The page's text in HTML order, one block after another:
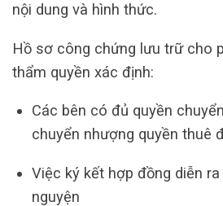
nội dung và hình thức.
Hồ sơ công chứng lưu trữ cho
thẩm quyền xác định:
Các bên có đủ quyền
chuyển nhượng quyền thuê
Việc ký kết hợp đồng diễn
nguyện